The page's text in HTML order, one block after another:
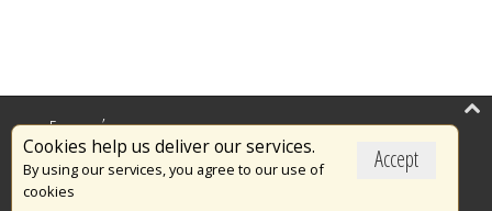
Accept
Cookies help us deliver our services.
By using our services, you agree to our use of
cookies
Επικαιρότητα
Το Πυροσβεστικό Σώμα